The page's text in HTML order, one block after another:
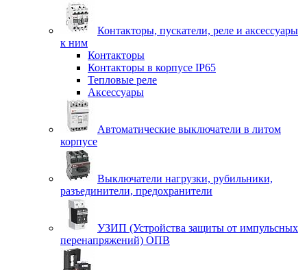
Контакторы, пускатели, реле и аксессуары
к ним
Контакторы
Контакторы в корпусе IP65
Тепловые реле
Аксессуары
Автоматические выключатели в литом
корпусе
Выключатели нагрузки, рубильники,
разъединители, предохранители
УЗИП (Устройства защиты от импульсных
перенапряжений) ОПВ